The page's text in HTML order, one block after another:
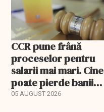
CCR pune frână
proceselor pentru
salarii mai mari. Cine
poate pierde banii
ceruți statului
05 AUGUST 2026